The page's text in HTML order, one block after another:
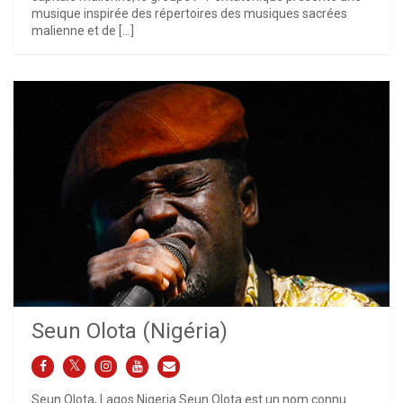
musique inspirée des répertoires des musiques sacrées
malienne et de […]
Seun Olota (Nigéria)
Seun Olota, Lagos Nigeria Seun Olota est un nom connu